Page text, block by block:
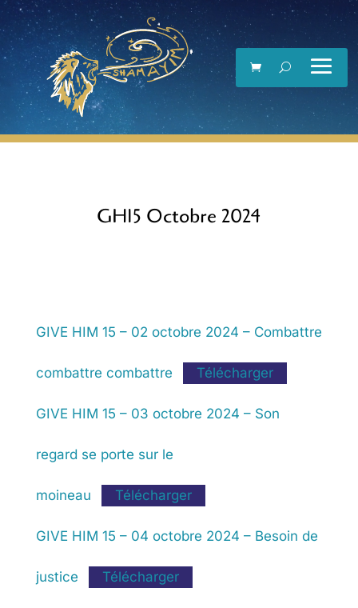
Lecteur
vidéo
GH15 Octobre 2024
GIVE HIM 15 – 02 octobre 2024 – Combattre
combattre combattre Télécharger
GIVE HIM 15 – 03 octobre 2024 – Son
regard se porte sur le
moineau Télécharger
GIVE HIM 15 – 04 octobre 2024 – Besoin de
justice Télécharger